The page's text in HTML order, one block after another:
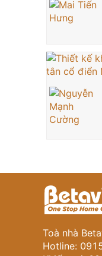
Toà nhà
Hotline: